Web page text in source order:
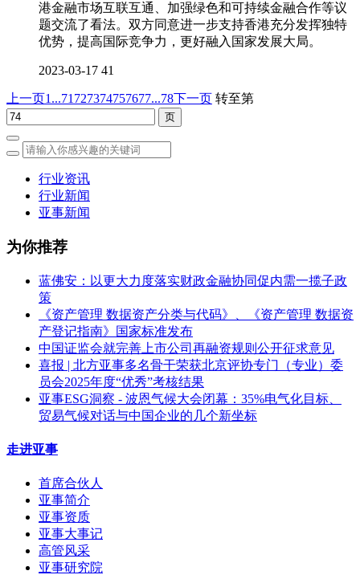
港金融市场互联互通、加强绿色和可持续金融合作等议
题交流了看法。双方同意进一步支持香港充分发挥独特
优势，提高国际竞争力，更好融入国家发展大局。
2023-03-17 41
上一页1...71 727374757677...78下一页 转至第
行业资讯
行业新闻
亚事新闻
为你推荐
蓝佛安：以更大力度落实财政金融协同促内需一揽子政
策
《资产管理 数据资产分类与代码》、《资产管理 数据资
产登记指南》国家标准发布
中国证监会就完善上市公司再融资规则公开征求意见
喜报 | 北方亚事多名骨干荣获北京评协专门（专业）委
员会2025年度“优秀”考核结果
亚事ESG洞察 - 波恩气候大会闭幕：35%电气化目标、
贸易气候对话与中国企业的几个新坐标
走进亚事
首席合伙人
亚事简介
亚事资质
亚事大事记
高管风采
亚事研究院